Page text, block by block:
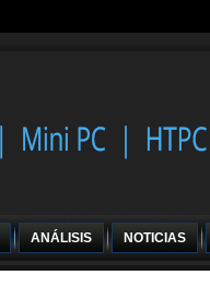
ANÁLISIS NOTICIAS